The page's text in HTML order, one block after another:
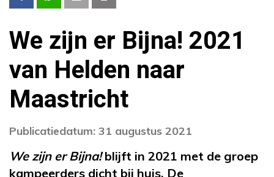
We zijn er Bijna! 2021
van Helden naar
Maastricht
Publicatiedatum: 31 augustus 2021
We zijn er Bijna!blijft in 2021 met de groep
kampeerders dicht bij huis. De